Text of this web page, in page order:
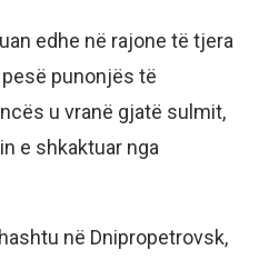
edhe në rajone të tjera
pesë punonjës të
u vranë gjatë sulmit,
e shkaktuar nga
në Dnipropetrovsk,